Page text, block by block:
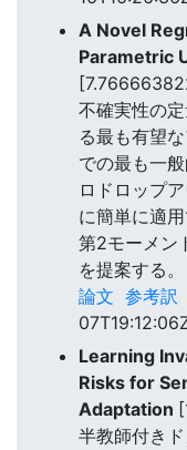
A Novel
Parametric
不確実性の
る最も有望
での最も一
ロドロップ
に簡単に適
第2モーメン
を提案する。
論文 参考訳
Learning
Risks for
Adaptation
半教師付き